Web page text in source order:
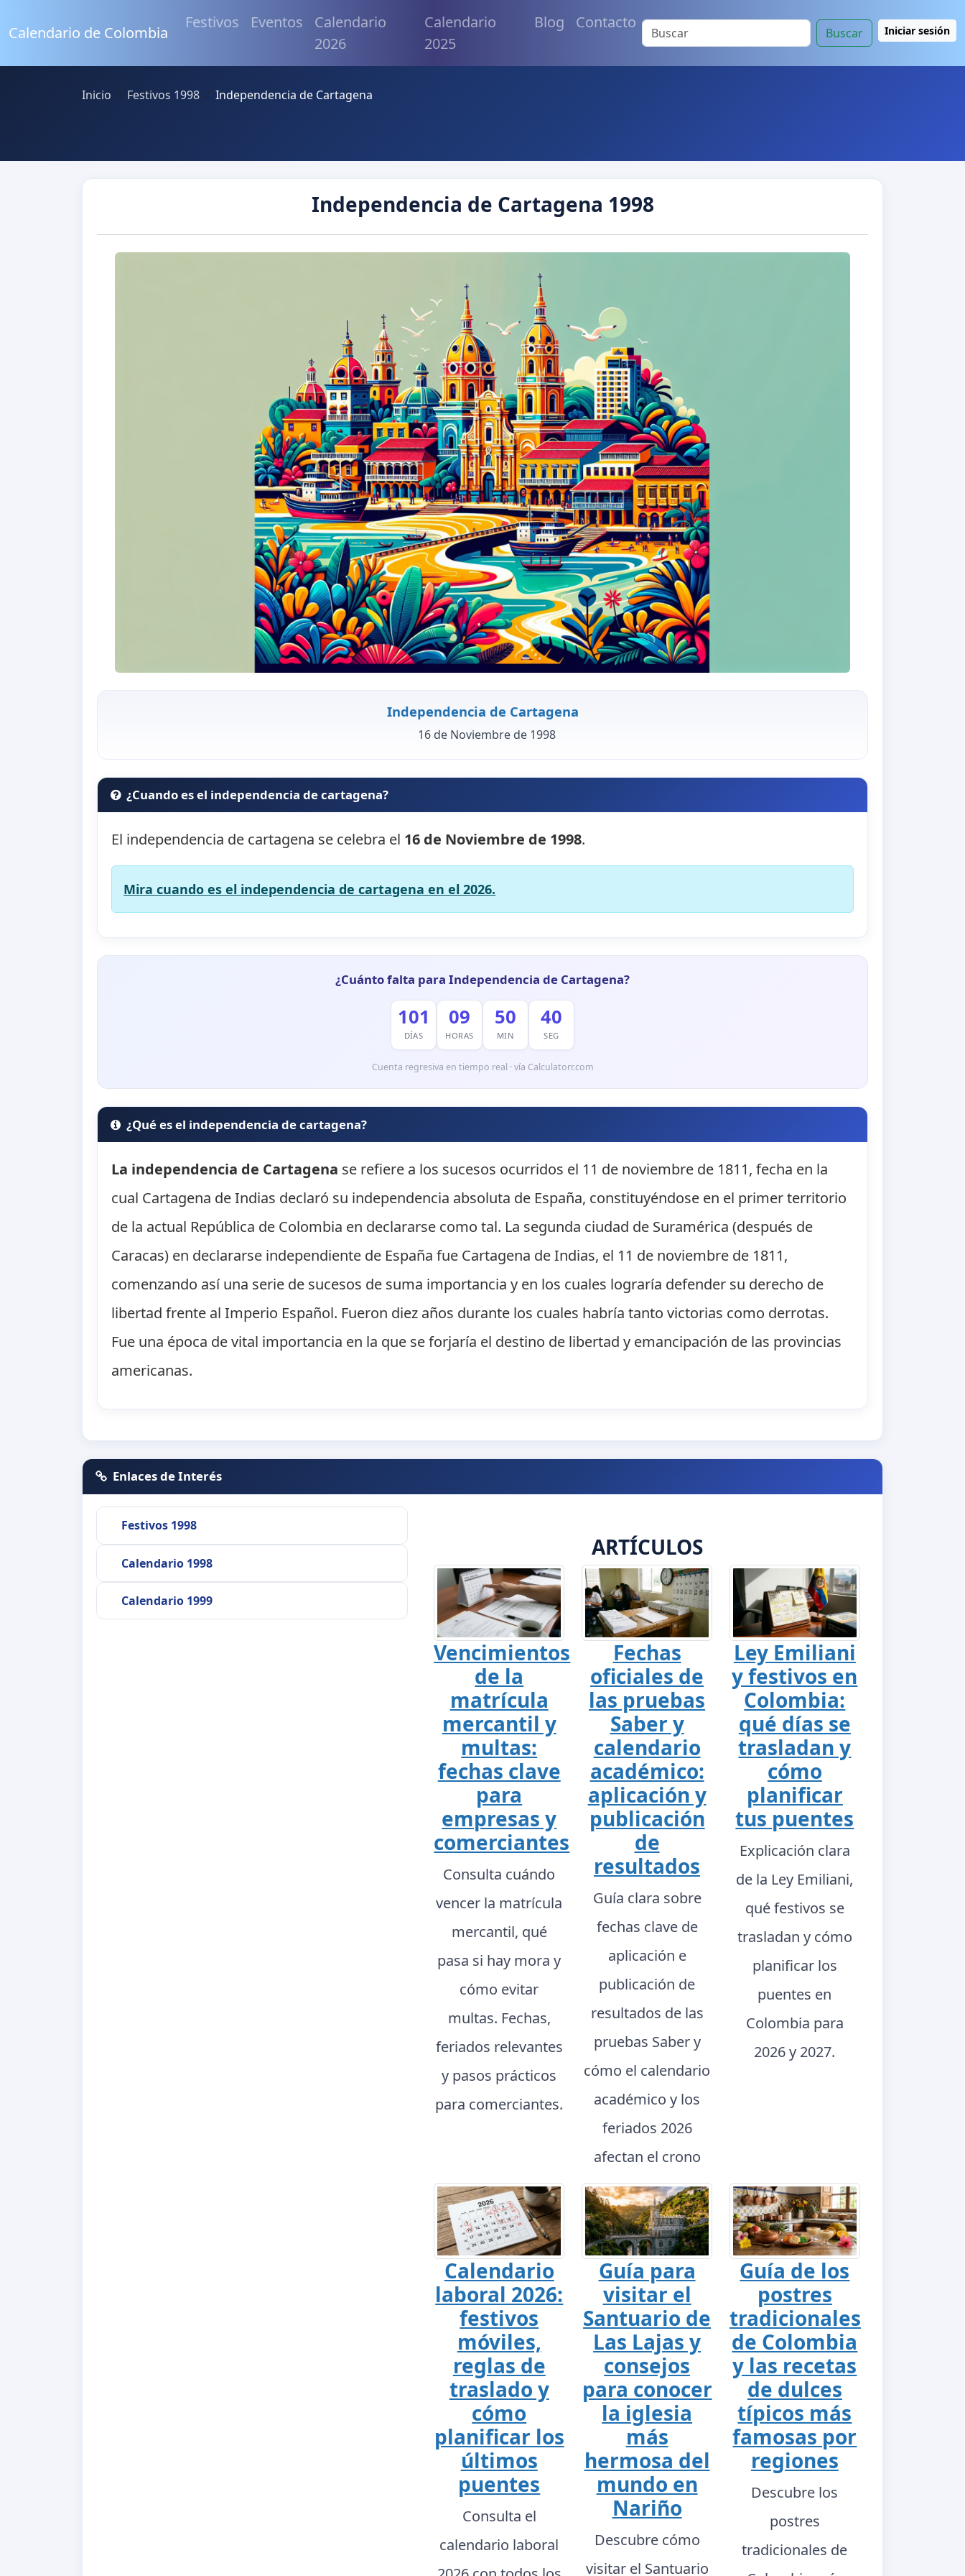
Calendario de Colombia
Festivos Eventos
Calendario
2026
Calendario
2025
Blog Contacto
Buscar Iniciar sesión
Inicio Festivos 1998 Independencia de Cartagena
Independencia de Cartagena 1998
Independencia de Cartagena
16 de Noviembre de 1998
¿Cuando es el independencia de cartagena?
El independencia de cartagena se celebra el 16 de Noviembre de 1998.
Mira cuando es el independencia de cartagena en el 2026.
¿Cuánto falta para Independencia de Cartagena?
101
DÍAS
09
HORAS
50
MIN
38
SEG
Cuenta regresiva en tiempo real · vía Calculatorr.com
¿Qué es el independencia de cartagena?
La independencia de Cartagena se refiere a los sucesos ocurridos el 11 de noviembre de 1811, fecha en la
cual Cartagena de Indias declaró su independencia absoluta de España, constituyéndose en el primer territorio
de la actual República de Colombia en declararse como tal. La segunda ciudad de Suramérica (después de
Caracas) en declararse independiente de España fue Cartagena de Indias, el 11 de noviembre de 1811,
comenzando así una serie de sucesos de suma importancia y en los cuales lograría defender su derecho de
libertad frente al Imperio Español. Fueron diez años durante los cuales habría tanto victorias como derrotas.
Fue una época de vital importancia en la que se forjaría el destino de libertad y emancipación de las provincias
americanas.
Enlaces de Interés
Festivos 1998
Calendario 1998
Calendario 1999
ARTÍCULOS
Vencimientos
de la
matrícula
mercantil y
multas:
fechas clave
para
empresas y
comerciantes
Consulta cuándo
vencer la matrícula
mercantil, qué
pasa si hay mora y
cómo evitar
multas. Fechas,
feriados relevantes
y pasos prácticos
para comerciantes.
Fechas
oficiales de
las pruebas
Saber y
calendario
académico:
aplicación y
publicación
de
resultados
Guía clara sobre
fechas clave de
aplicación e
publicación de
resultados de las
pruebas Saber y
cómo el calendario
académico y los
feriados 2026
afectan el crono
Ley Emiliani
y festivos en
Colombia:
qué días se
trasladan y
cómo
planificar
tus puentes
Explicación clara
de la Ley Emiliani,
qué festivos se
trasladan y cómo
planificar los
puentes en
Colombia para
2026 y 2027.
Calendario
laboral 2026:
festivos
móviles,
reglas de
traslado y
cómo
planificar los
últimos
puentes
Consulta el
calendario laboral
Guía para
visitar el
Santuario de
Las Lajas y
consejos
para conocer
la iglesia
más
hermosa del
mundo en
Nariño
Descubre cómo
visitar el Santuario
Guía de los
postres
tradicionales
de Colombia
y las recetas
de dulces
típicos más
famosas por
regiones
Descubre los
postres
tradicionales de